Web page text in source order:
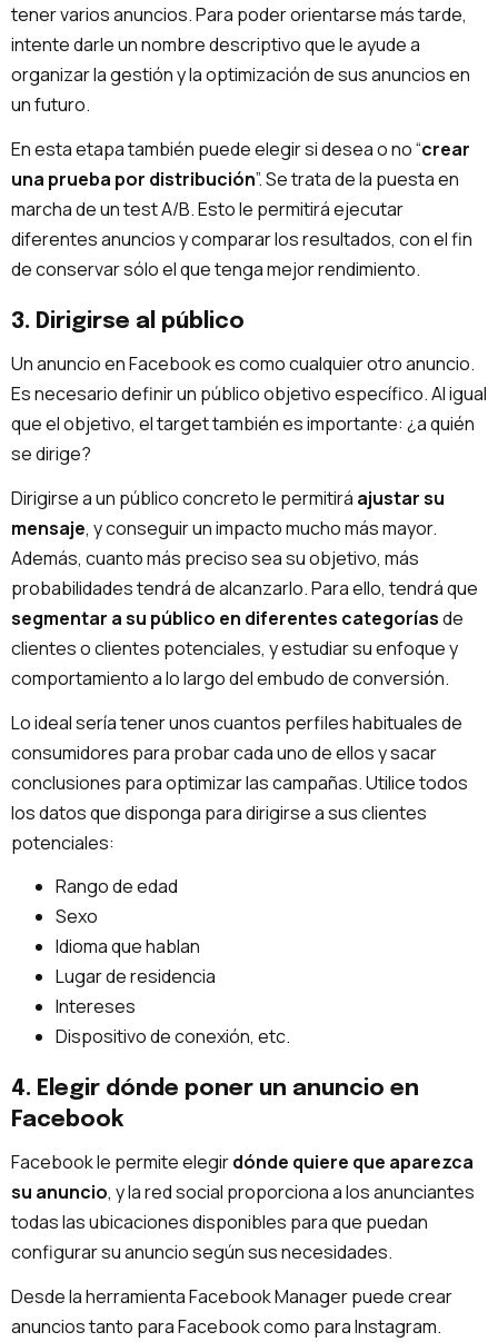
tener varios anuncios. Para poder orientarse más tarde,
intente darle un nombre descriptivo que le ayude a
organizar la gestión y la optimización de sus anuncios en
un futuro.
En esta etapa también puede elegir si desea o no “crear
una prueba por distribución”. Se trata de la puesta en
marcha de un test A/B. Esto le permitirá ejecutar
diferentes anuncios y comparar los resultados, con el fin
de conservar sólo el que tenga mejor rendimiento.
3. Dirigirse al público
Un anuncio en Facebook es como cualquier otro anuncio.
Es necesario definir un público objetivo específico. Al igual
que el objetivo, el target también es importante: ¿a quién
se dirige?
Dirigirse a un público concreto le permitirá ajustar su
mensaje, y conseguir un impacto mucho más mayor.
Además, cuanto más preciso sea su objetivo, más
probabilidades tendrá de alcanzarlo. Para ello, tendrá que
segmentar a su público en diferentes categoríasde
clientes o clientes potenciales, y estudiar su enfoque y
comportamiento a lo largo del embudo de conversión.
Lo ideal sería tener unos cuantos perfiles habituales de
consumidores para probar cada uno de ellos y sacar
conclusiones para optimizar las campañas. Utilice todos
los datos que disponga para dirigirse a sus clientes
potenciales:
Rango de edad
Sexo
Idioma que hablan
Lugar de residencia
Intereses
Dispositivo de conexión, etc.
4. Elegir dónde poner un anuncio en
Facebook
Facebook le permite elegirdónde quiere que aparezca
su anuncio, y la red social proporciona a los anunciantes
todas las ubicaciones disponibles para que puedan
configurar su anuncio según sus necesidades.
Desde la herramienta Facebook Manager puede crear
anuncios tanto para Facebook como para Instagram.